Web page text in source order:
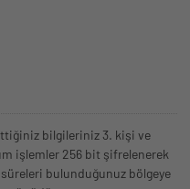
bilgileriniz 3. kişi ve
işlemler 256 bit şifrelenerek
bulunduğunuz bölgeye